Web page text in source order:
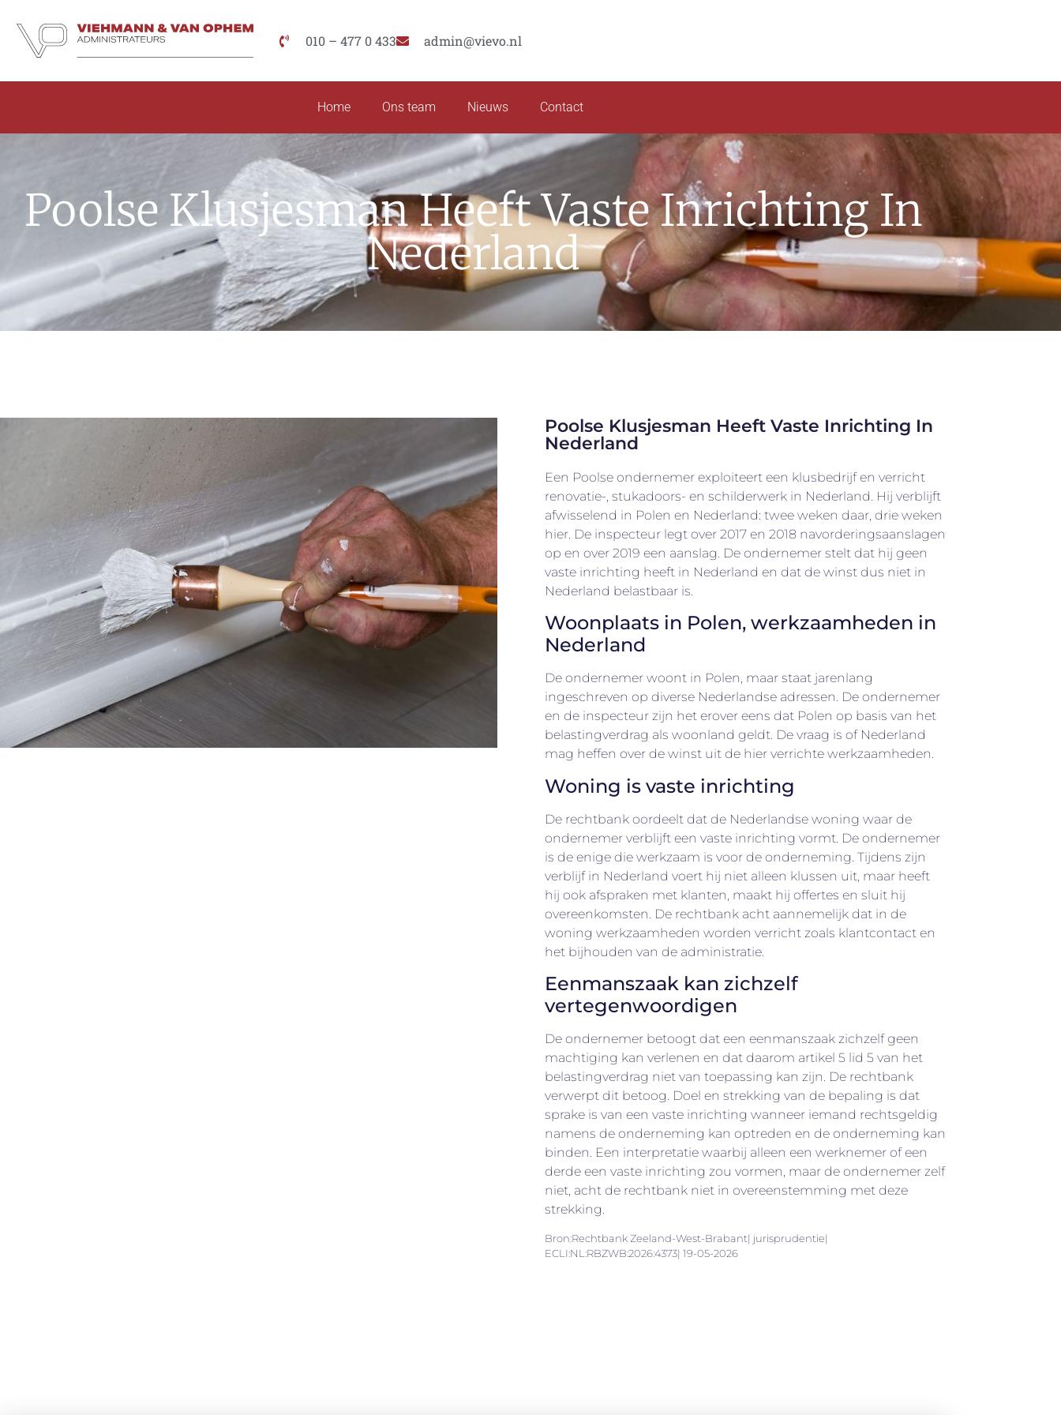
010 – 477 0 433 admin@vievo.nl
Home Ons team Nieuws Contact
Poolse Klusjesman Heeft Vaste Inrichting In
Nederland
Poolse Klusjesman Heeft Vaste Inrichting In
Nederland
Een Poolse ondernemer exploiteert een klusbedrijf en verricht
renovatie-, stukadoors- en schilderwerk in Nederland. Hij verblijft
afwisselend in Polen en Nederland: twee weken daar, drie weken
hier. De inspecteur legt over 2017 en 2018 navorderingsaanslagen
op en over 2019 een aanslag. De ondernemer stelt dat hij geen
vaste inrichting heeft in Nederland en dat de winst dus niet in
Nederland belastbaar is.
Woonplaats in Polen, werkzaamheden in
Nederland
De ondernemer woont in Polen, maar staat jarenlang
ingeschreven op diverse Nederlandse adressen. De ondernemer
en de inspecteur zijn het erover eens dat Polen op basis van het
belastingverdrag als woonland geldt. De vraag is of Nederland
mag heffen over de winst uit de hier verrichte werkzaamheden.
Woning is vaste inrichting
De rechtbank oordeelt dat de Nederlandse woning waar de
ondernemer verblijft een vaste inrichting vormt. De ondernemer
is de enige die werkzaam is voor de onderneming. Tijdens zijn
verblijf in Nederland voert hij niet alleen klussen uit, maar heeft
hij ook afspraken met klanten, maakt hij offertes en sluit hij
overeenkomsten. De rechtbank acht aannemelijk dat in de
woning werkzaamheden worden verricht zoals klantcontact en
het bijhouden van de administratie.
Eenmanszaak kan zichzelf
vertegenwoordigen
De ondernemer betoogt dat een eenmanszaak zichzelf geen
machtiging kan verlenen en dat daarom artikel 5 lid 5 van het
belastingverdrag niet van toepassing kan zijn. De rechtbank
verwerpt dit betoog. Doel en strekking van de bepaling is dat
sprake is van een vaste inrichting wanneer iemand rechtsgeldig
namens de onderneming kan optreden en de onderneming kan
binden. Een interpretatie waarbij alleen een werknemer of een
derde een vaste inrichting zou vormen, maar de ondernemer zelf
niet, acht de rechtbank niet in overeenstemming met deze
strekking.
Bron:Rechtbank Zeeland-West-Brabant| jurisprudentie|
ECLI:NL:RBZWB:2026:4373| 19-05-2026